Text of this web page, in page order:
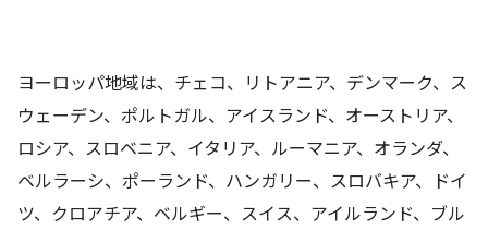
ヨーロッパ地域は、チェコ、リトアニア、デンマーク、ス
ウェーデン、ポルトガル、アイスランド、オーストリア、
ロシア、スロベニア、イタリア、ルーマニア、オランダ、
ベルラーシ、ポーランド、ハンガリー、スロバキア、ドイ
ツ、クロアチア、ベルギー、スイス、アイルランド、ブル